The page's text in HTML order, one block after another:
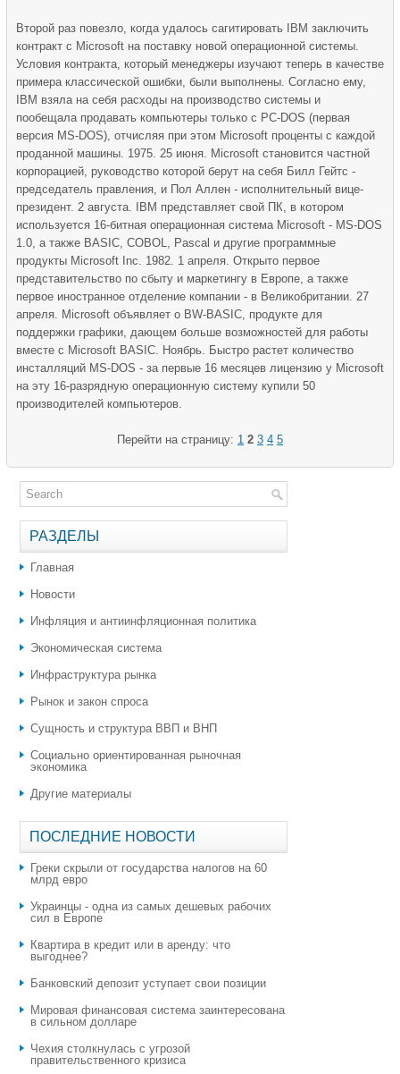
Второй раз повезло, когда удалось сагитировать IBM заключить
контракт с Microsoft на поставку новой операционной системы.
Условия контракта, который менеджеры изучают теперь в качестве
примера классической ошибки, были выполнены. Согласно ему,
IBM взяла на себя расходы на производство системы и
пообещала продавать компьютеры только с PC-DOS (первая
версия MS-DOS), отчисляя при этом Microsoft проценты с каждой
проданной машины. 1975. 25 июня. Microsoft становится частной
корпорацией, руководство которой берут на себя Билл Гейтс -
председатель правления, и Пол Аллен - исполнительный вице-
президент. 2 августа. IBM представляет свой ПК, в котором
используется 16-битная операционная система Microsoft - MS-DOS
1.0, а также BASIC, COBOL, Pascal и другие программные
продукты Microsoft Inc. 1982. 1 апреля. Открыто первое
представительство по сбыту и маркетингу в Европе, а также
первое иностранное отделение компании - в Великобритании. 27
апреля. Microsoft объявляет о BW-BASIC, продукте для
поддержки графики, дающем больше возможностей для работы
вместе с Microsoft BASIC. Ноябрь. Быстро растет количество
инсталляций MS-DOS - за первые 16 месяцев лицензию у Microsoft
на эту 16-разрядную операционную систему купили 50
производителей компьютеров.
Перейти на страницу: 1 2 3 4 5
РАЗДЕЛЫ
Главная
Новости
Инфляция и антиинфляционная политика
Экономическая система
Инфраструктура рынка
Рынок и закон спроса
Сущность и структура ВВП и ВНП
Социально ориентированная рыночная
экономика
Другие материалы
ПОСЛЕДНИЕ НОВОСТИ
Греки скрыли от государства налогов на 60
млрд евро
Украинцы - одна из самых дешевых рабочих
сил в Европе
Квартира в кредит или в аренду: что
выгоднее?
​Банковский депозит уступает свои позиции
Мировая финансовая система заинтересована
в сильном долларе
Чехия столкнулась с угрозой
правительственного кризиса